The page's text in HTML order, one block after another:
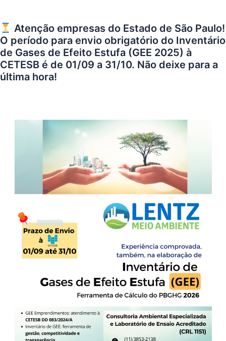
Atenção empresas do Estado de São Paulo!
O período para envio obrigatório do Inventário
de Gases de Efeito Estufa (GEE 2025) à
CETESB é de 01/09 a 31/10. Não deixe para a
última hora!